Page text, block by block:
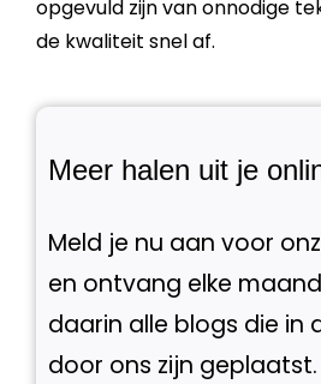
opgevuld zijn van onnodige
de kwaliteit snel af.
Meer halen uit je
Meld je nu aan voor
en ontvang elke
daarin alle blogs die in
door ons zijn geplaatst.